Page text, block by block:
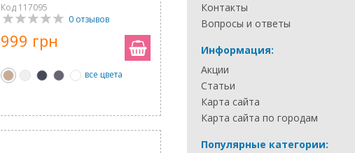
Код 117095
0 отзывов
999 грн
все цвета
Контакты
Вопросы и ответы
Информация:
Акции
Статьи
Карта сайта
Карта сайта по городам
Популярные категории: